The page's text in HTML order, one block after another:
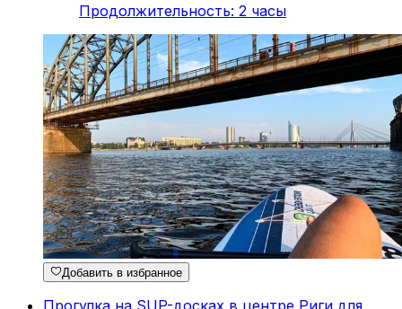
Продолжительность: 2 часы
Добавить в избранное